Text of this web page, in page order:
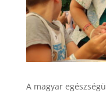
A magyar